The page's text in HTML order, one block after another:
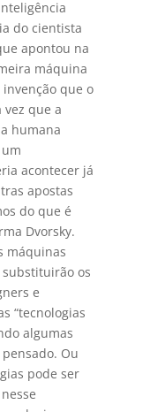
do cientista
apontou na
máquina
que o
vez que a
humana
acontecer já
apostas
do que é
Dvorsky.
máquinas
os
e
“tecnologias
algumas
Ou
pode ser